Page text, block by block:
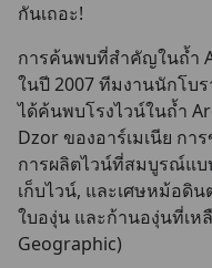
กันเถอะ!
การค้นพบที่สำคัญในถ้ำ
ในปี 2007 ทีมงานนักโบ
ได้ค้นพบโรงไวน์ในถ้ำ
Dzor ของอาร์เมเนีย กา
การผลิตไวน์ที่สมบูรณ์แ
เก็บไวน์, และเศษหม้อดิ
ใบองุ่น และก้านองุ่นที่เห
Geographic)